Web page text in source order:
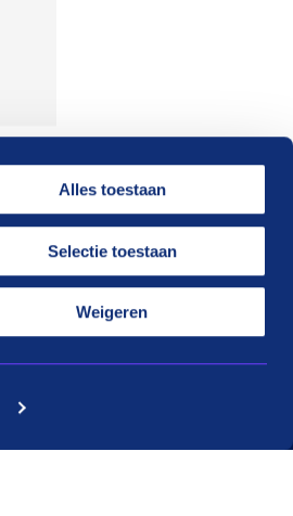
Alles toestaan
Selectie toestaan
Weigeren